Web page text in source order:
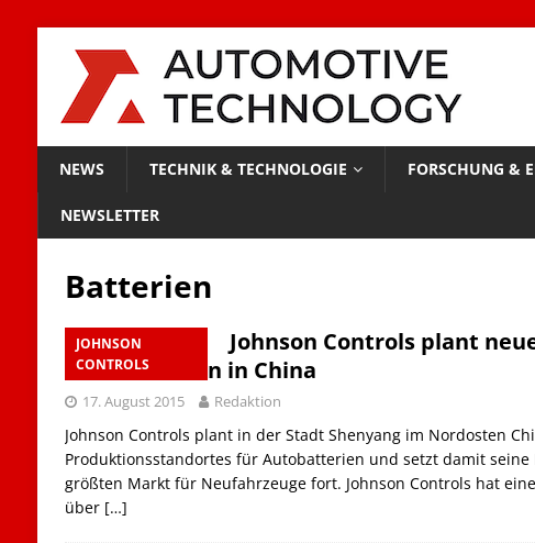
NEWS TECHNIK & TECHNOLOGIE FORSCHUNG &
NEWSLETTER
Batterien
JOHNSON
CONTROLS
Johnson Controls plant
Autobatterien in China
17. August 2015 Redaktion
Johnson Controls plant in der Stadt Shenyang im Nordosten
Produktionsstandortes für Autobatterien und setzt damit
größten Markt für Neufahrzeuge fort. Johnson Controls hat
über […]